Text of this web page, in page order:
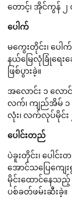
တောင့်၊ အိုင်ကွန် ၂
ပေါက်
မကွေးတိုင်း၊ ပေ
နယ်မြေလုံခြုံရေး
ဖြစ်ပွားခဲ့။
အလောင်း ၁ လော
လက်၊ ကျည်အိမ် ၁
လုံး၊ လက်လုပ်မိုင်း
ပေါင်းတည်
ပဲခူးတိုင်း၊ ပေါ
အောင်သပြေကျ
မိုင်းထောင်နေသည့်
ပစ်ခတ်ဖမ်းဆီးခဲ့။